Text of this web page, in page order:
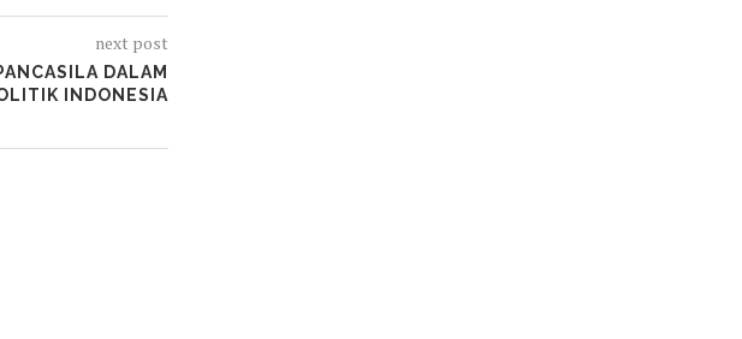
next post
DALAM
INDONESIA